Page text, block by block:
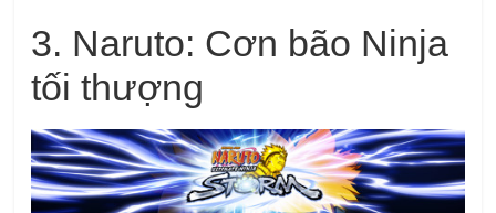
3. Naruto: Cơn bão Ninja
tối thượng